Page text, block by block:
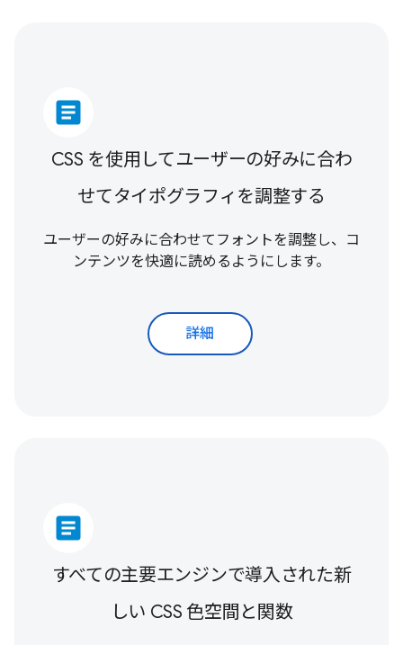
article
CSS を使用してユーザーの好みに合わ
せてタイポグラフィを調整する
ユーザーの好みに合わせてフォントを調整し、コ
ンテンツを快適に読めるようにします。
詳細
article
すべての主要エンジンで導入された新
しい CSS 色空間と関数